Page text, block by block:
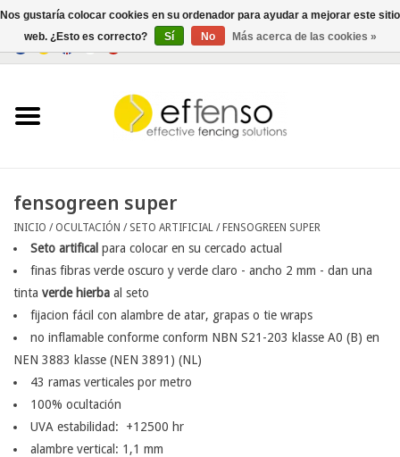
Solar
Negociar
Documentos
fensogreen super
INICIO / OCULTACIÓN / SETO ARTIFICIAL /FENSOGREEN SUPER
Seto artifical para colocar en su cercado actual
finas fibras verde oscuro y verde claro - ancho 2 mm - dan una
tinta verde hierba al seto
fijacion fácil con alambre de atar, grapas o tie wraps
no inflamable conforme conform NBN S21-203 klasse A0 (B) en
NEN 3883 klasse (NEN 3891) (NL)
43 ramas verticales por metro
100% ocultación
UVA estabilidad: +12500 hr
alambre vertical: 1,1 mm
Nos gustaría colocar cookies en su ordenador para ayudar a mejorar este sitio
web. ¿Esto es correcto?
Sí No Más acerca de las cookies »